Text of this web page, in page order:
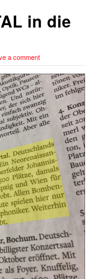
in die
a comment